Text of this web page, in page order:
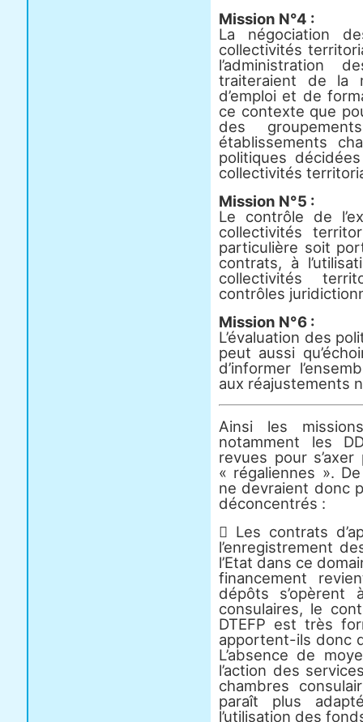
Mission N°4 :
La négociation
collectivités
l’administration
traiteraient de la
d’emploi et de
ce contexte que
des
établissements
politiques
collectivités
Mission N°5 :
Le contrôle de
collectivités
particulière soit
contrats, à
collectivités
contrôles
Mission N°6 :
L’évaluation des
peut aussi
d’informer
aux réajustements
Ainsi les
notamment les
revues pour
« régaliennes ».
ne devraient donc
déconcentrés :
 Les contrats
l’enregistrement
l’Etat dans ce
financement
dépôts
consulaires, le
DTEFP est très
apportent-ils donc
L’absence de
l’action des
chambres
paraît plus
l’utilisation des